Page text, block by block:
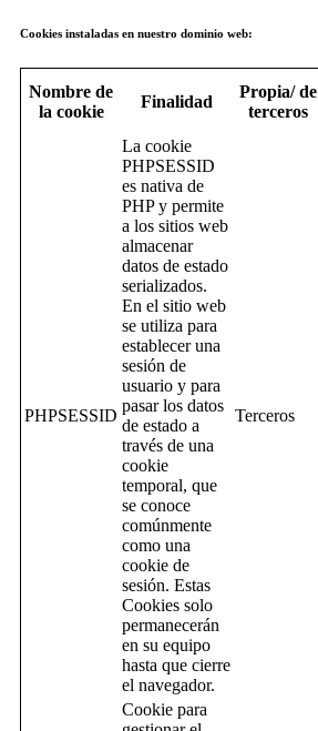
Cookies instaladas en nuestro dominio web:
Nombre de
la cookie
Finalidad
Propia/ de
terceros
PHPSESSID
La cookie
PHPSESSID
es nativa de
PHP y permite
a los sitios web
almacenar
datos de estado
serializados.
En el sitio web
se utiliza para
establecer una
sesión de
usuario y para
pasar los datos
de estado a
través de una
cookie
temporal, que
se conoce
comúnmente
como una
cookie de
sesión. Estas
Cookies solo
permanecerán
en su equipo
hasta que cierre
el navegador.
Terceros
Cookie para